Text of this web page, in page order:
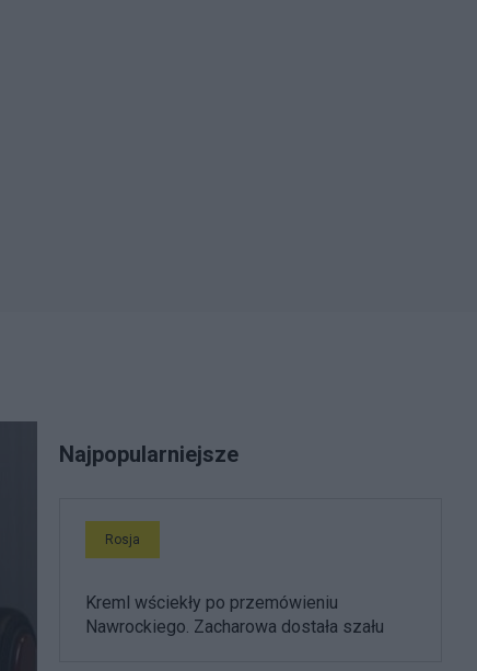
Najpopularniejsze
Rosja
Kreml wściekły po przemówieniu
Nawrockiego. Zacharowa dostała szału